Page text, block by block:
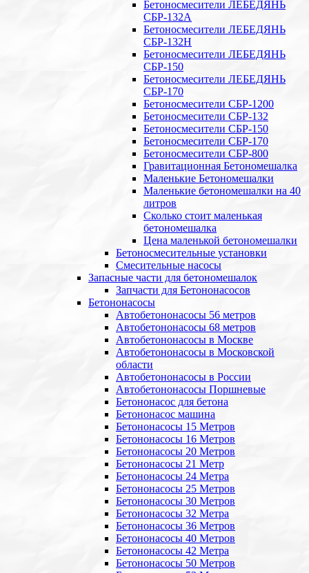
Бетоносмесители ЛЕБЕДЯНЬ
СБР-132А
Бетоносмесители ЛЕБЕДЯНЬ
СБР-132Н
Бетоносмесители ЛЕБЕДЯНЬ
СБР-150
Бетоносмесители ЛЕБЕДЯНЬ
СБР-170
Бетоносмесители СБР-1200
Бетоносмесители СБР-132
Бетоносмесители СБР-150
Бетоносмесители СБР-170
Бетоносмесители СБР-800
Гравитационная Бетономешалка
Маленькие Бетономешалки
Маленькие бетономешалки на 40
литров
Сколько стоит маленькая
бетономешалка
Цена маленькой бетономешалки
Бетоносмесительные установки
Смесительные насосы
Запасные части для бетономешалок
Запчасти для Бетононасосов
Бетононасосы
Автобетононасосы 56 метров
Автобетононасосы 68 метров
Автобетононасосы в Москве
Автобетононасосы в Московской
области
Автобетононасосы в России
Автобетононасосы Поршневые
Бетононасос для бетона
Бетононасос машина
Бетононасосы 15 Метров
Бетононасосы 16 Метров
Бетононасосы 20 Метров
Бетононасосы 21 Метр
Бетононасосы 24 Метра
Бетононасосы 25 Метров
Бетононасосы 30 Метров
Бетононасосы 32 Метра
Бетононасосы 36 Метров
Бетононасосы 40 Метров
Бетононасосы 42 Метра
Бетононасосы 50 Метров